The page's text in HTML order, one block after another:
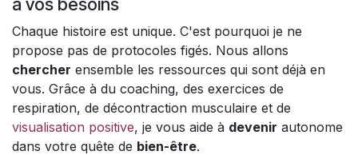
Chaque histoire est unique. C'est pourquoi je ne
propose pas de protocoles figés. Nous allons
chercher ensemble les ressources qui sont déjà en
vous. Grâce à du coaching, des exercices de
respiration, de décontraction musculaire et de
visualisation positive, je vous aide à devenir autonome
dans votre quête de bien-être.